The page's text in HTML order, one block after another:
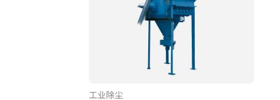
工业除尘